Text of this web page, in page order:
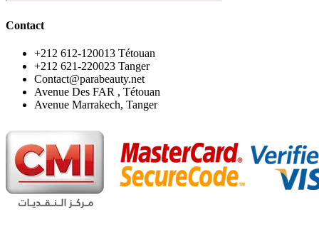
Contact
‪+212 612-120013 Tétouan
‪+212 621-220023 Tanger
Contact@parabeauty.net
Avenue Des FAR , Tétouan
Avenue Marrakech, Tanger